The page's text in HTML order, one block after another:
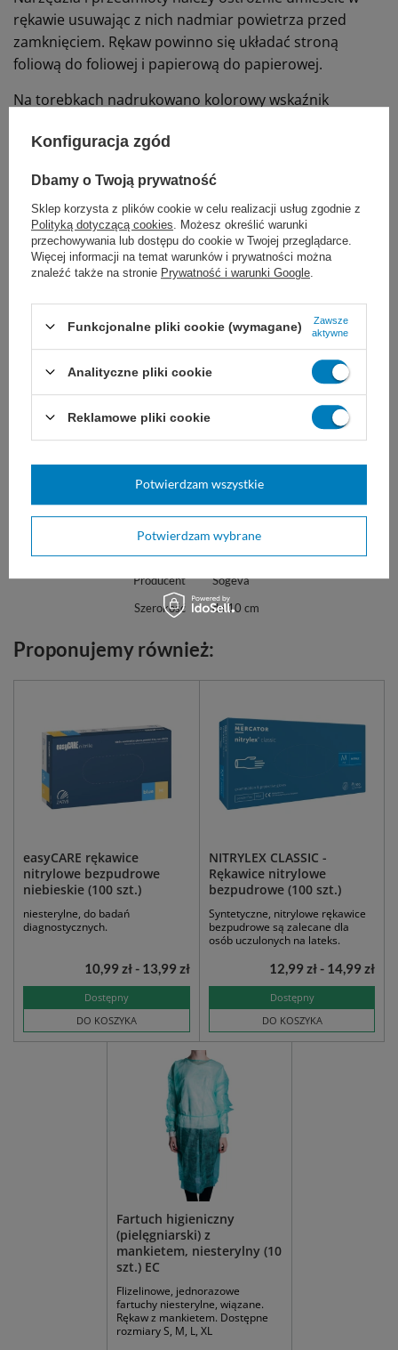
rękawie usuwając z nich nadmiar powietrza przed
zamknięciem. Rękaw powinno się układać stroną
foliową do foliowej i papierową do papierowej.
Na torebkach nadrukowano kolorowy wskaźnik
sterylizacji. Potwierdzenie sterylizacji powinno się
biologicznym.
Po wysterylizowaniu nie należy dopuszczać do
zawilgocenia, uszkodzenia lub przypadkowego
otwarcia opakowania.
obowiązującym stanem prawnym oraz wymaganiami
władz sanitarnych.
Zobacz także dział opakowania do sterylizacji
Marka Sogeva
REF R1SOGTUVCE75
Rodzaj
trzywskaźnikowe
Producent
Sogeva
Szerokość
do 10 cm
Proponujemy również:
easyCARE rękawice
nitrylowe bezpudrowe
niebieskie (100 szt.)
niesterylne, do badań
diagnostycznych.
Dostępny
DO KOSZYKA
10,99 zł - 13,99 zł
NITRYLEX CLASSIC -
Rękawice nitrylowe
bezpudrowe (100 szt.)
Syntetyczne, nitrylowe rękawice
bezpudrowe są zalecane dla
osób uczulonych na lateks.
Dostępny
DO KOSZYKA
12,99 zł - 14,99 zł
Fartuch higieniczny
(pielęgniarski) z
mankietem, niesterylny (10
szt.) EC
Flizelinowe, jednorazowe
fartuchy niesterylne, wiązane.
Rękaw z mankietem. Dostępne
rozmiary S, M, L, XL
Konfiguracja zgód
Dbamy o Twoją prywatność
Sklep korzysta z plików cookie w celu realizacji usług zgodnie z
Polityką dotyczącą cookies . Możesz określić warunki
przechowywania lub dostępu do cookie w Twojej przeglądarce.
Więcej informacji na temat warunków i prywatności można
znaleźć także na stronie Prywatność i warunki Google
Funkcjonalne pliki cookie (wymagane)
Zawsze
aktywne
Analityczne pliki cookie
Reklamowe pliki cookie
Potwierdzam wybrane
Potwierdzam wszystkie